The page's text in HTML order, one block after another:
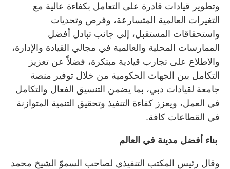
وتطوير قيادات قادرة على التعامل بكفاءة عالية مع
التغيرات العالمية المتسارعة، وفرص وتحديات
واستحقاقات المستقبل، إلى جانب تبادل أفضل
الممارسات المحلية والعالمية في مجالي القيادة والإدارة،
والاطلاع على تجارب قيادية مبتكرة، فضلاً عن تعزيز
التكامل بين الجهات الحكومية من خلال توفير منصة
جامعة لقيادات دبي، بما يضمن التنسيق الفعال والتكامل
في العمل، ويعزز كفاءة التنفيذ وتحقيق التنمية المتوازنة
في القطاعات كافة.
بناء أفضل مدينة في العالم
وقال رئيس المكتب التنفيذي لصاحب السموّ الشيخ محمد